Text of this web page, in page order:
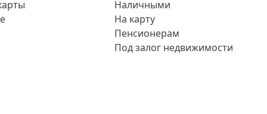
Наличными
На карту
Пенсионерам
Под залог недвижимости